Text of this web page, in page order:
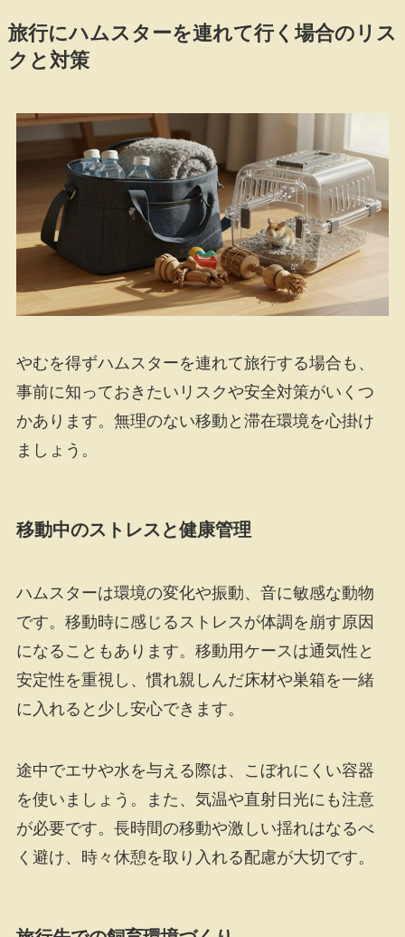
旅行にハムスターを連れて行く場合のリス
クと対策
やむを得ずハムスターを連れて旅行する場合も、
事前に知っておきたいリスクや安全対策がいくつ
かあります。無理のない移動と滞在環境を心掛け
ましょう。
移動中のストレスと健康管理
ハムスターは環境の変化や振動、音に敏感な動物
です。移動時に感じるストレスが体調を崩す原因
になることもあります。移動用ケースは通気性と
安定性を重視し、慣れ親しんだ床材や巣箱を一緒
に入れると少し安心できます。
途中でエサや水を与える際は、こぼれにくい容器
を使いましょう。また、気温や直射日光にも注意
が必要です。長時間の移動や激しい揺れはなるべ
く避け、時々休憩を取り入れる配慮が大切です。